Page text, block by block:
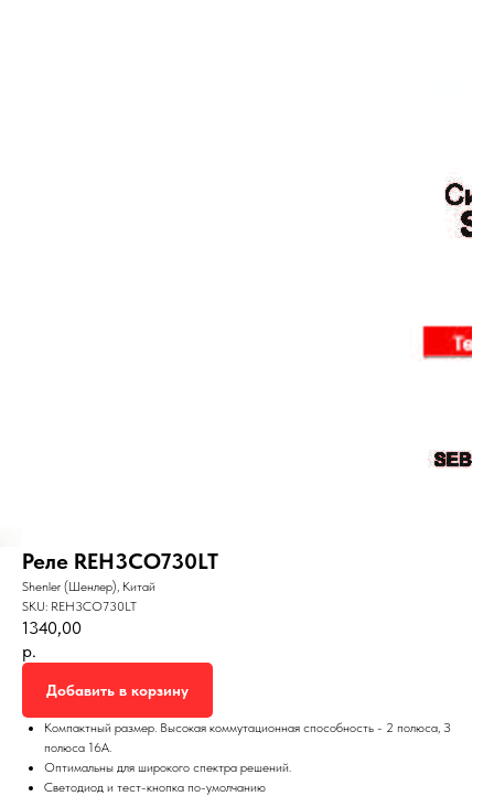
Реле REH3CO730LT
Shenler (Шенлер), Китай
SKU: REH3CO730LT
1340,00
р.
Добавить в корзину
Компактный размер. Высокая коммутационная способность - 2 полюса, З
полюса 16А.
Оптимальны для широкого спектра решений.
Светодиод и тест-кнопка по-умолчанию